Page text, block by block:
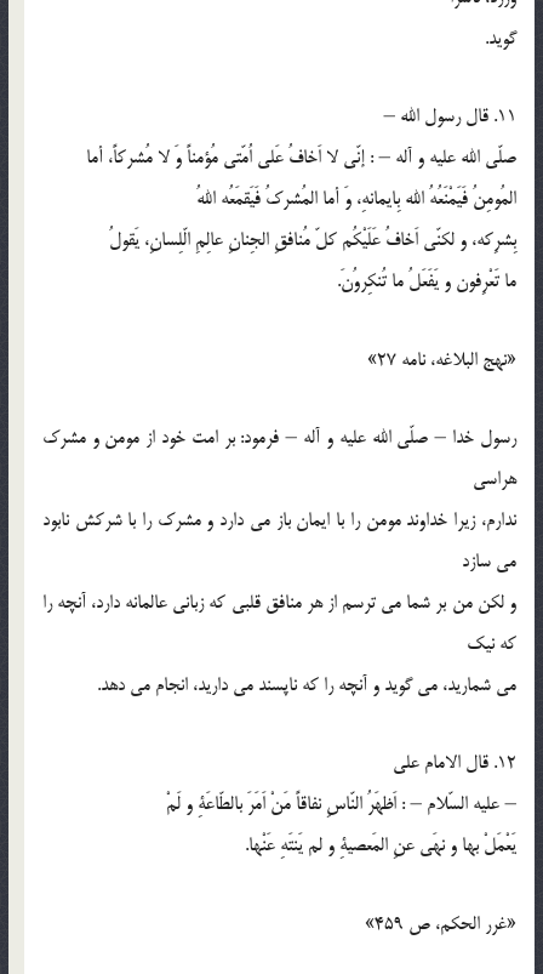
گويد.
11. قال رسول الله –
صلّي الله عليه و آله – : إنّي لا اَخافُ عَلي اُمّتي مُؤمناً وَ لا مُشركاً، أما
المُومِنُ فَيَمْنَعُهُ الله بِايمانهِ، وَ أما المُشركُ فَيَقمَعُه اللهُ
بِشرِكه، و لكنّي اَخافُ عَلَيْكُم كلّ مُنافقِ الجِنانِ عالِمِ الّلِسانِ، يَقولُ
ما تَعْرِفون و يَفَعَلُ ما تُنكِروُنَ.
«نهج البلاغه، نامه 27»
رسول خدا – صلّي الله عليه و آله – فرمود: بر امت خود از مومن و مشرك
هراسي
ندارم، زيرا خداوند مومن را با ايمان باز مي دارد و مشرك را با شركش نابود
مي سازد
و لكن من بر شما مي ترسم از هر منافق قلبي كه زباني عالمانه دارد، آنچه را
كه نيك
مي شماريد، مي گويد و آنچه را كه ناپسند مي داريد، انجام مي دهد.
12. قال الامام علي
– عليه السّلام – : اَظهَرُ النّاسِ نفاقاً مَنْ اَمَرَ بالطّاعَةِ و لَمْ
يَعْمَلْ بها و نهَي عنِ المَعصيةِ و لم يَنتَهِ عَنْها.
«غرر الحكم، ص 459»